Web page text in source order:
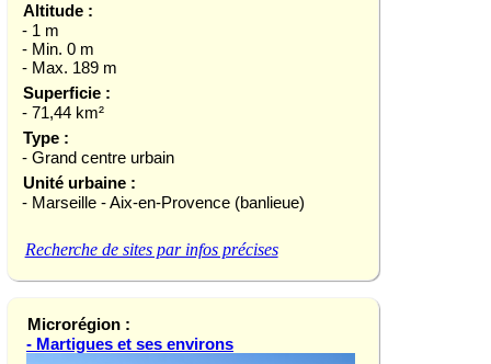
Altitude :
- 1 m
- Min. 0 m
- Max. 189 m
Superficie :
- 71,44 km²
Type :
- Grand centre urbain
Unité urbaine :
- Marseille - Aix-en-Provence (banlieue)
Recherche de sites par infos précises
Microrégion :
- Martigues et ses environs